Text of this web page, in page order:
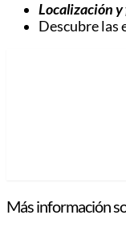
Localización y
Descubre las
Más información